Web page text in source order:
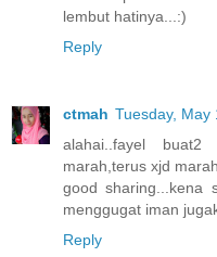
lembut hatinya...:)
Reply
ctmah Tuesday, May
alahai..fayel
marah,terus xjd
good sharing...kena
menggugat iman
Reply